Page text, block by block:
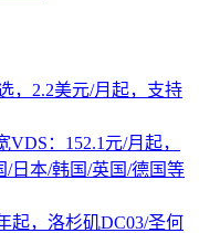
，2.2美元/月起，支持
：152.1元/月起，
/日本/韩国/英国/德国等
起，洛杉矶DC03/圣何